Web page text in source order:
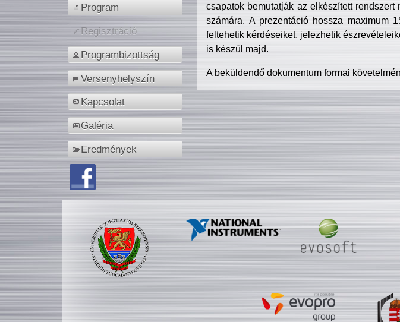
Program
Regisztráció
Programbizottság
Versenyhelyszín
Kapcsolat
Galéria
Eredmények
csapatok bemutatják az elkészített
számára. A prezentáció hossza maximum
feltehetik kérdéseiket, jelezhetik
is készül majd.
A beküldendő dokumentum formai